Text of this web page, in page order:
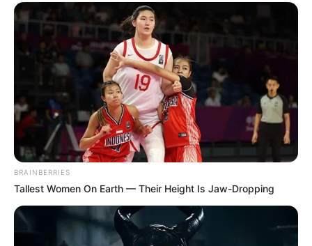
BRAINBERRIES
Tallest Women On Earth — Their Height Is Jaw-Dropping